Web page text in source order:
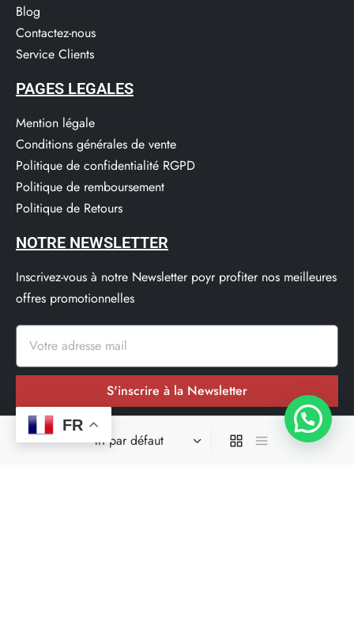
Blog
Contactez-nous
Service Clients​
PAGES LEGALES
Mention légale
Conditions générales de vente
Politique de confidentialité RGPD
Politique de remboursement
Politique de Retours
NOTRE NEWSLETTER
Inscrivez-vous à notre Newsletter poyr profiter nos meilleures
offres promotionnelles
S'inscrire à la Newsletter
Nos réseaux sociaux
FR